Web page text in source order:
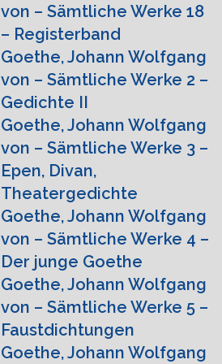
von – Sämtliche Werke 18
– Registerband
Goethe, Johann Wolfgang
von – Sämtliche Werke 2 –
Gedichte II
Goethe, Johann Wolfgang
von – Sämtliche Werke 3 –
Epen, Divan,
Theatergedichte
Goethe, Johann Wolfgang
von – Sämtliche Werke 4 –
Der junge Goethe
Goethe, Johann Wolfgang
von – Sämtliche Werke 5 –
Faustdichtungen
Goethe, Johann Wolfgang